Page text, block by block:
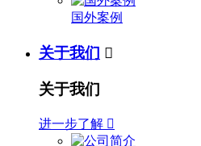
国外案例
关于我们 
关于我们
进一步了解 